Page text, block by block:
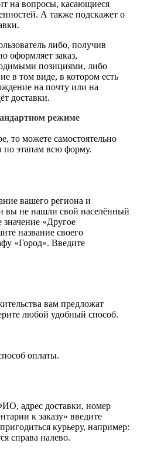
на вопросы, касающиеся
А также подскажет о
либо, получив
оформляет заказ,
позициями, либо
в том виде, в котором есть
на почту или на
доставки.
режиме
то можете самостоятельно
по этапам всю форму.
вашего региона и
вы не нашли свой населённый
«Другое
название своего
«Город». Введите
вам предложат
любой удобный способ.
оплаты.
адрес доставки, номер
к заказу» введите
курьеру, например:
справа налево.